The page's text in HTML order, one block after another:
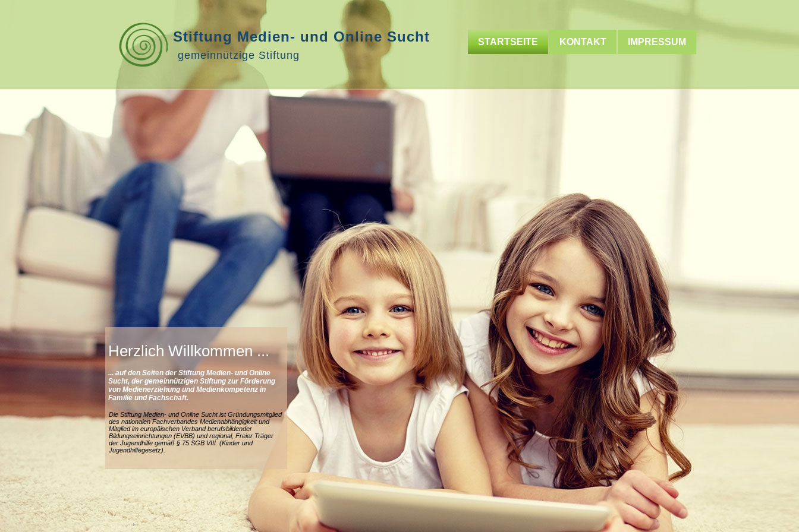
Stiftung Medien- und Online Sucht
gemeinnützige Stiftung
STARTSEITE KONTAKT IMPRESSUM
Herzlich Willkommen ...
... auf den Seiten der Stiftung Medien- und Online
Sucht, der gemeinnützigen Stiftung zur Förderung
von Medienerziehung und Medienkompetenz in
Familie und Fachschaft.
Die Stiftung Medien- und Online Sucht ist Gründungsmitglied
des nationalen Fachverbandes Medienabhängigkeit und
Mitglied im europäischen Verband berufsbildender
Bildungseinrichtungen (EVBB) und regional, Freier Träger
der Jugendhilfe gemäß § 75 SGB VIII. (Kinder und
Jugendhilfegesetz).